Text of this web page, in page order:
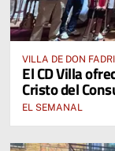
VILLA DE DON
El CD Villa
Cristo del
EL SEMANAL